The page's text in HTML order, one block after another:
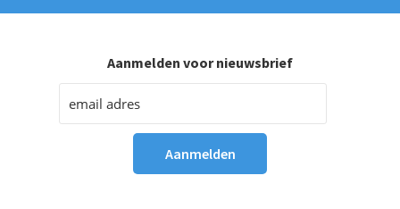
Aanmelden voor nieuwsbrief